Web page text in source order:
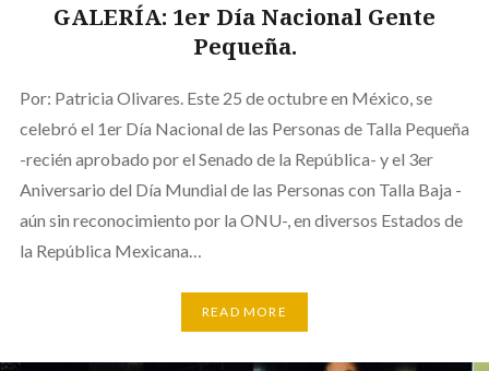
GALERÍA: 1er Día Nacional Gente
Pequeña.
Por: Patricia Olivares. Este 25 de octubre en México, se
celebró el 1er Día Nacional de las Personas de Talla Pequeña
-recién aprobado por el Senado de la República- y el 3er
Aniversario del Día Mundial de las Personas con Talla Baja -
aún sin reconocimiento por la ONU-, en diversos Estados de
la República Mexicana…
READ MORE